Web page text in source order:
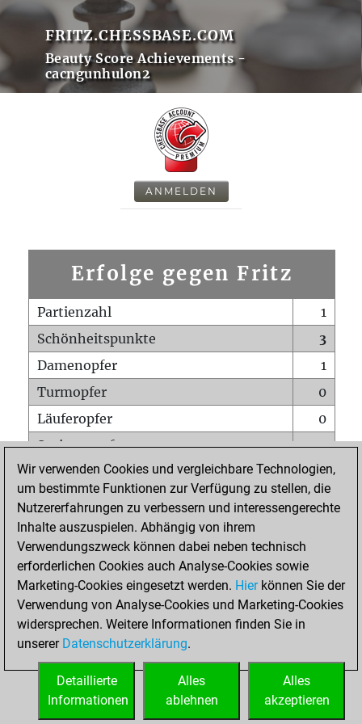
FRITZ.CHESSBASE.COM
Beauty Score Achievements -
cacngunhulon2
ANMELDEN
Erfolge gegen Fritz
Partienzahl
1
Schönheitspunkte
3
Damenopfer
1
Turmopfer
0
Läuferopfer
0
Springeropfer
0
Bauernopfer
0
Matt auf vollem Brett
0
Bauer setzt Matt
Erstickte Matts
Unterverwandlungen
0
Türme auf der siebten
0
STARTSEITE
Wir verwenden Cookies und vergleichbare Technologien,
um bestimmte Funktionen zur Verfügung zu stellen, die
Nutzererfahrungen zu verbessern und interessengerechte
Inhalte auszuspielen. Abhängig von ihrem
Verwendungszweck können dabei neben technisch
erforderlichen Cookies auch Analyse-Cookies sowie
Marketing-Cookies eingesetzt werden. Hierkönnen Sie der
Verwendung von Analyse-Cookies und Marketing-Cookies
widersprechen. Weitere Informationen finden Sie in
unserer Datenschutzerklärung.
Alles
akzeptieren
Alles
ablehnen
Detaillierte
Informationen